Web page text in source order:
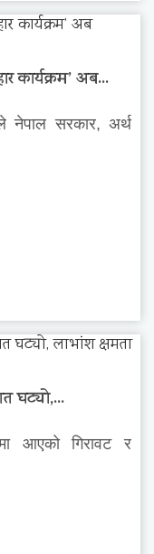
कार्यक्रम’ अब...
नेपाल सरकार, अर्थ
घट्यो,...
आएको गिरावट र